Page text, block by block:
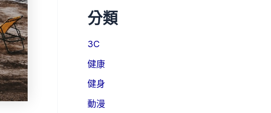
分類
3C
健康
健身
動漫